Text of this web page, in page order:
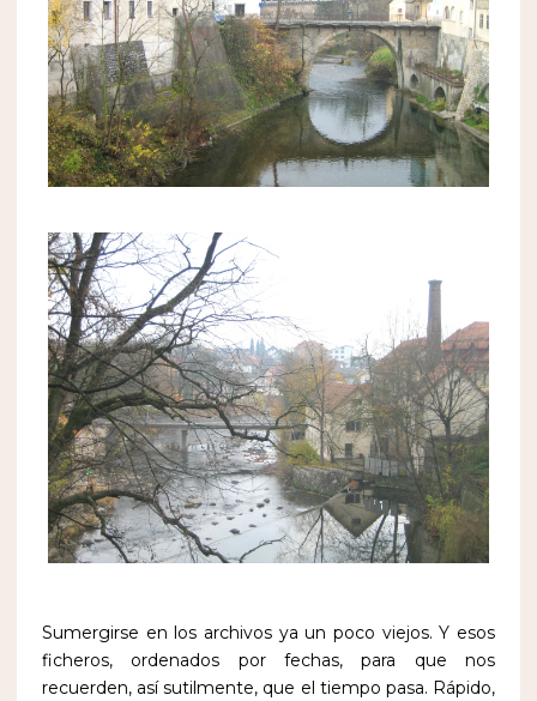
Sumergirse en los archivos ya un poco viejos. Y esos
ficheros, ordenados por fechas, para que nos
recuerden, así sutilmente, que el tiempo pasa. Rápido,